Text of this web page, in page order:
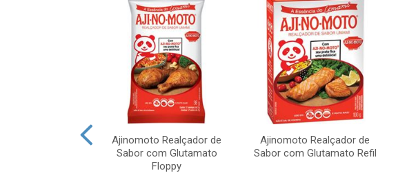
Ajinomoto Realçador de
Sabor com Glutamato
Floppy
Ajinomoto Realçador de
Sabor com Glutamato Refil